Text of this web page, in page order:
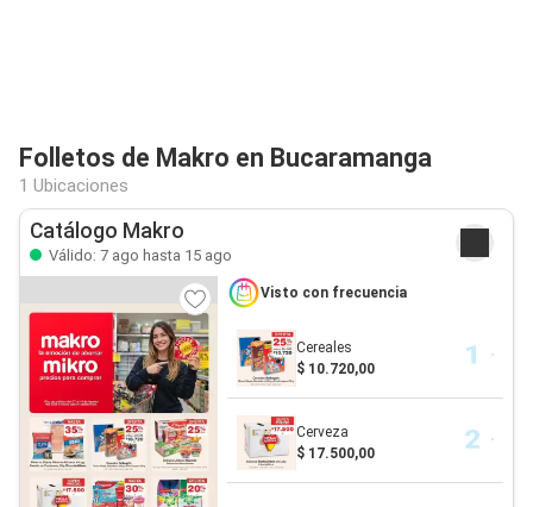
Folletos de Makro en Bucaramanga
1 Ubicaciones
Catálogo Makro
Válido: 7 ago hasta 15 ago
Visto con frecuencia
Cereales
$ 10.720,00
Cerveza
$ 17.500,00